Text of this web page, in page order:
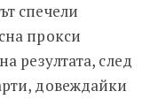
спечели
прокси
резултата, след
довеждайки